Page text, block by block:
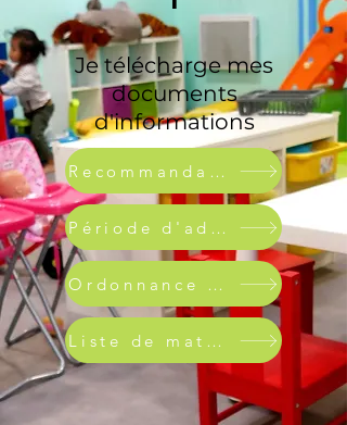
Je télécharge mes
documents
d'informations
Recommandations / crèmes
Période d'adaptation
Ordonnance de soins
Liste de matériel